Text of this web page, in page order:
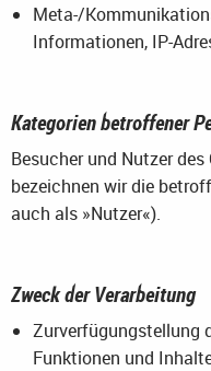
Meta-/
Informationen, IP-
Kategorien betroffener
Besucher und Nutzer
bezeichnen wir die
auch als »Nutzer«).
Zweck der Verarbeitung
Zurverfügungstellung
Funktionen und